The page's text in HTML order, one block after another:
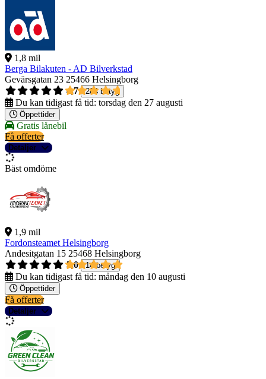
1,8 mil
Berga Bilakuten - AD Bilverkstad
Gevärsgatan 23 25466 Helsingborg
4,7
284 betyg
Du kan tidigast få tid: torsdag den 27 augusti
Öppettider
Gratis lånebil
Få offerter
Detaljer
Bäst omdöme
1,9 mil
Fordonsteamet Helsingborg
Andesitgatan 15 25468 Helsingborg
5,0
14 betyg
Du kan tidigast få tid: måndag den 10 augusti
Öppettider
Få offerter
Detaljer